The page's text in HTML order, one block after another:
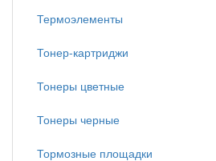
Термоэлементы
Тонер-картриджи
Тонеры цветные
Тонеры черные
Тормозные площадки